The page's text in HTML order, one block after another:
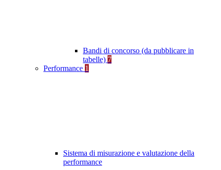
Bandi di concorso (da pubblicare in
tabelle) 7
Performance 1
Sistema di misurazione e valutazione della
performance